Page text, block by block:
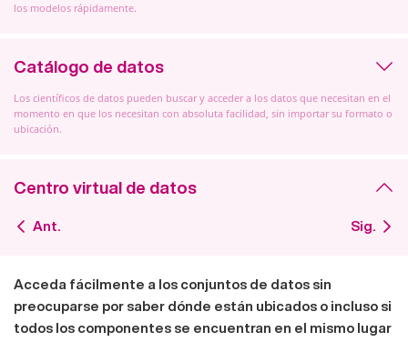
los modelos rápidamente.
Catálogo de datos
Los científicos de datos pueden buscar y acceder a los datos que necesitan en el
momento en que los necesitan con absoluta facilidad, sin importar su formato o
ubicación.
Centro virtual de datos
Ant. Sig.
Acceda fácilmente a los conjuntos de datos sin
preocuparse por saber dónde están ubicados o incluso si
todos los componentes se encuentran en el mismo lugar